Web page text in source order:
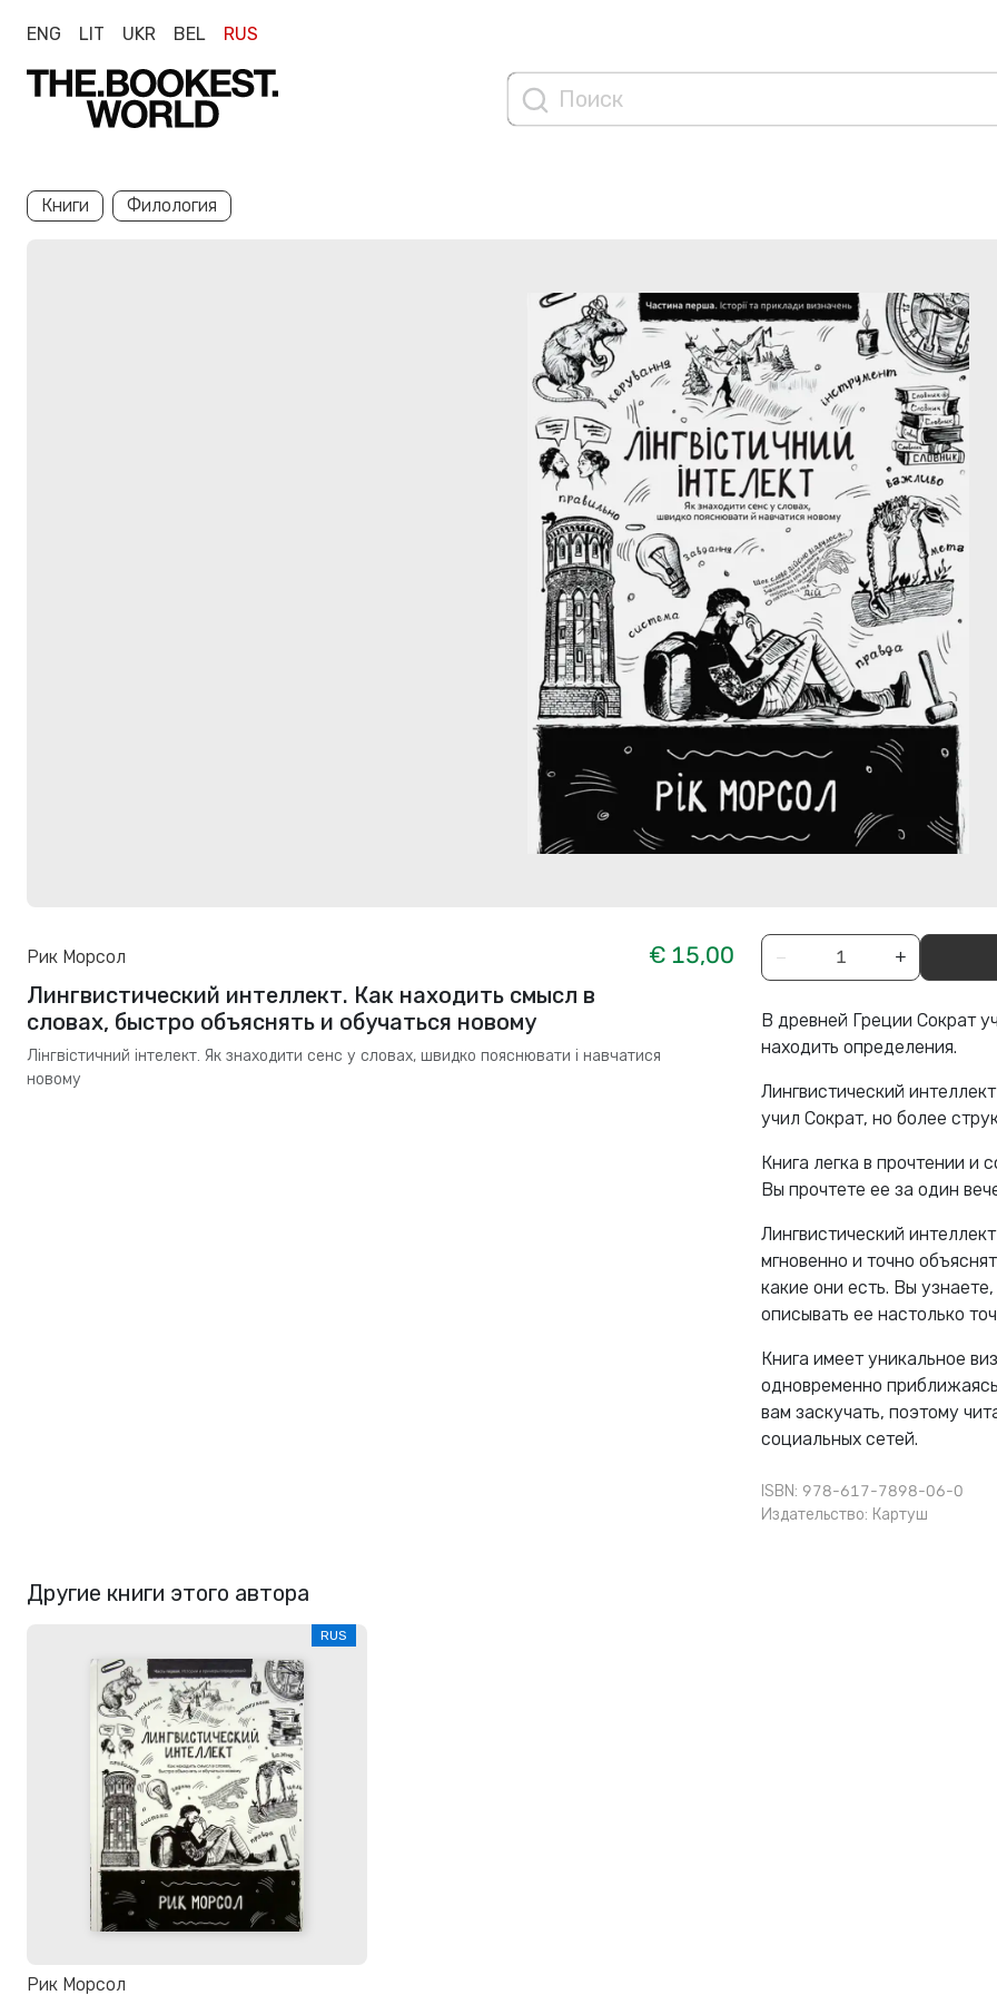
ENG LIT UKR BEL RUS
Книги Филология
Рик Морсол
€ 15,00
Лингвистический интеллект. Как находить смысл в
словах, быстро объяснять и обучаться новому
Лінгвістичний інтелект. Як знаходити сенс у словах, швидко пояснювати і навчатися
новому
− +
В древней Греции Сократ
находить определения.
Лингвистический
учил Сократ, но более
Книга легка в прочтении
Вы прочтете ее за один
Лингвистический
мгновенно и точно
какие они есть. Вы
описывать ее настолько
Книга имеет уникальное
одновременно
вам заскучать, поэтому
социальных сетей.
ISBN: 978-617-7898-06-0
Издательство: Картуш
Другие книги этого автора
RUS
Рик Морсол